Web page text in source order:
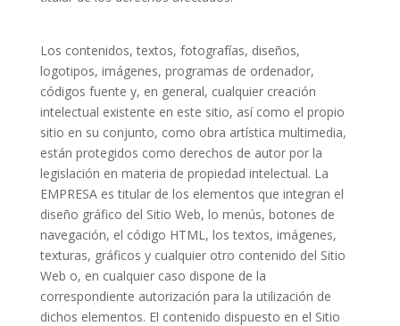
Los contenidos, textos, fotografías, diseños,
logotipos, imágenes, programas de ordenador,
códigos fuente y, en general, cualquier creación
intelectual existente en este sitio, así como el propio
sitio en su conjunto, como obra artística multimedia,
están protegidos como derechos de autor por la
legislación en materia de propiedad intelectual. La
EMPRESA es titular de los elementos que integran el
diseño gráfico del Sitio Web, lo menús, botones de
navegación, el código HTML, los textos, imágenes,
texturas, gráficos y cualquier otro contenido del Sitio
Web o, en cualquier caso dispone de la
correspondiente autorización para la utilización de
dichos elementos. El contenido dispuesto en el Sitio